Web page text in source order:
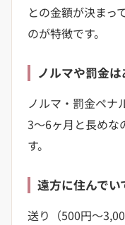
との金額が決まっ
のが特徴です。
ノルマや罰金
ノルマ・罰金ペナ
3〜6ヶ月と長めな
す。
遠方に住んでい
送り（500円〜